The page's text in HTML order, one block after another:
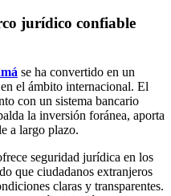
jurídico confiable
se ha convertido en un
el ámbito internacional. El
con un sistema bancario
la inversión foránea, aporta
a largo plazo.
seguridad jurídica en los
que ciudadanos extranjeros
claras y transparentes.